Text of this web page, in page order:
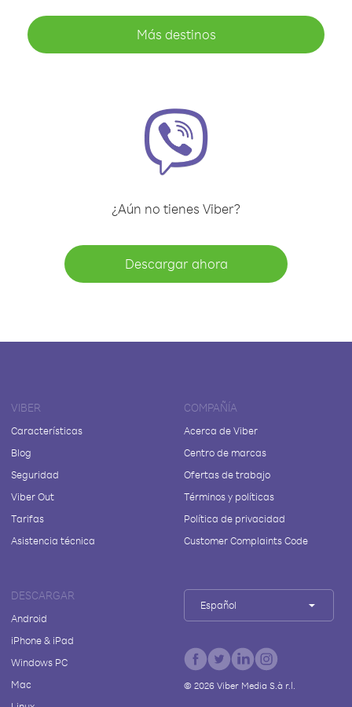
Más destinos
¿Aún no tienes Viber?
Descargar ahora
VIBER
Características
Blog
Seguridad
Viber Out
Tarifas
Asistencia técnica
COMPAÑÍA
Acerca de Viber
Centro de marcas
Ofertas de trabajo
Términos y políticas
Política de privacidad
Customer Complaints Code
DESCARGAR
Android
iPhone & iPad
Windows PC
Mac
Español
© 2026Viber Media S.à r.l.